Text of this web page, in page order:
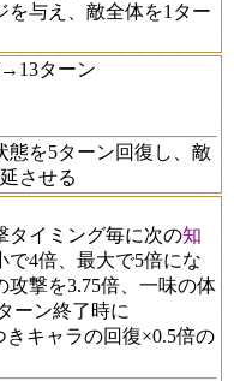
を与え、敵全体を1ター
ターン
態を5ターン回復し、敵
させる
タイミング毎に次の知
で4倍、最大で5倍にな
攻撃を3.75倍、一味の体
ーン終了時に
きキャラの回復×0.5倍の